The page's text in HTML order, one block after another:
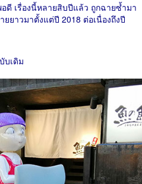
ดี เรื่องนี้หลายสิบปีแล้ว ถูกฉายซ้ำมา
ยาวมาตั้งแต่ปี 2018 ต่อเนื่องถึงปี
บเดิม